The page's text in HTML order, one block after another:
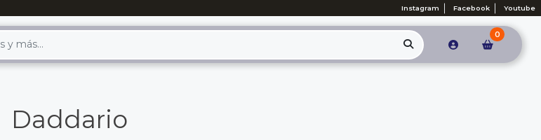
Instagram Facebook Youtube
0
Daddario